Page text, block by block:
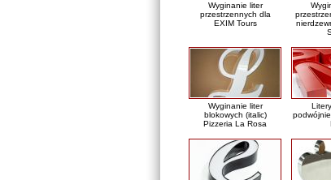
Wyginanie liter
przestrzennych dla
EXIM Tours
Wyginanie liter
blokowych (italic)
Pizzeria La Rosa